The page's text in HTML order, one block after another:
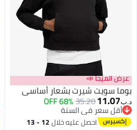
عرض الميجا 📣
بوما سويت شيرت بشعار أساسي
د.ب‏11.07
35.20
68% OFF
أقل سعر في السنة
أقل سعر في السنة
احصل عليه خلال 12 - 13